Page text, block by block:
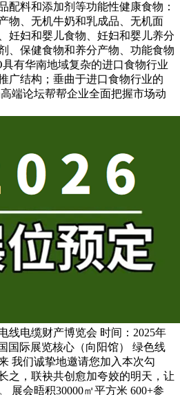
配料和添加剂等功能性健康食物：
物、无机牛奶和乳成品、无机面
妊妇和婴儿食物、妊妇和婴儿养分
、保健食物和养分产物、功能食物
有华南地域复杂的进口食物行业
广结构；垂曲于进口食物行业的
端论坛帮帮企业全面把握市场动
线电缆财产博览会 时间：2025年
国际展览核心（向阳馆） 绿色线
我们诚挚地邀请您加入本次勾
之，联袂共创愈加夸姣的明天，让
展会晤积30000㎡平方米 600+参